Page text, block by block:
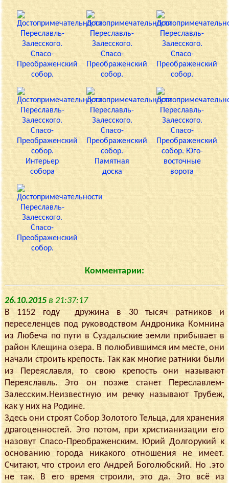
Комментарии:
26.10.2015в 21:37:17
В 1152 году дружина в 30 тысяч ратников и
переселенцев под руководством Андроника Комнина
из Любеча по пути в Суздальские земли прибывает в
район Клещина озера. В полюбившимся им месте, они
начали строить крепость. Так как многие ратники были
из Переяславля, то свою крепость они называют
Переяславль. Это он позже станет Переславлем-
Залесским.Неизвестную им речку называют Трубеж,
как у них на Родине.
Здесь они строят Собор Золотого Тельца, для хранения
драгоценностей. Это потом, при христианизации его
назовут Спасо-Преображенским. Юрий Долгорукий к
основанию города никакого отношения не имеет.
Считают, что строил его Андрей Боголюбский. Но .это
не так. В его время строили, это да. Это всё из